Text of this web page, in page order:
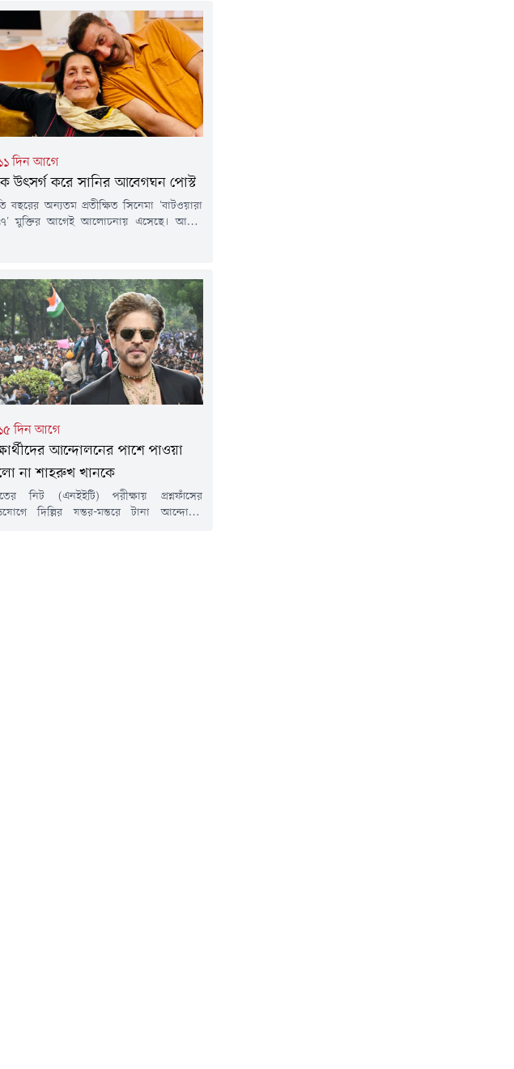
Traitors)-এর দ্বিতীয় সিজনে দেখা যাচ্ছে
এর মধ্যেই সামনে এসেছে মল্লিকার জীবনের
অধ্যায়। জানা গেছে, ১৩ বছর আগে
প্রায় বিয়ের সিদ্ধান্ত নিয়েছিলেন, তবে শেষ
সেই সম্পর্ক...
দিন আগে
উৎসর্গ করে সানির আবেগঘন পোস্ট
বছরের অন্যতম প্রতীক্ষিত সিনেমা 'বাটওয়ারা
মুক্তির আগেই আলোচনায় এসেছে। আমির
কথা রয়েছে।ছবিটি নিয়ে চর্চার মধ্যেই মায়ের
একটি আবেগঘন ছবি শেয়ার করে নতুন করে
এসেছেন অভিনেতা সানি দেওল।
দিন আগে
আন্দোলনের পাশে পাওয়া
না শাহরুখ খানকে
নিট (এনইইটি) পরীক্ষায় প্রশ্নফাঁসের
দিল্লির যন্তর-মন্তরে টানা আন্দোলন